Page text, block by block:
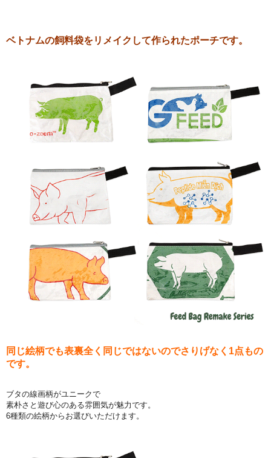
ベトナムの飼料袋をリメイクして作られたポーチです。
同じ絵柄でも表裏全く同じではないのでさりげなく1点もの
です。
ブタの線画柄がユニークで
素朴さと遊び心のある雰囲気が魅力です。
6種類の絵柄からお選びいただけます。